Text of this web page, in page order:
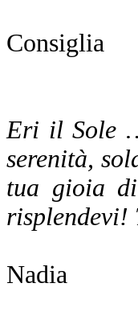
Consiglia
Eri il Sole
serenità,
tua gioia
risplendevi!
Nadia